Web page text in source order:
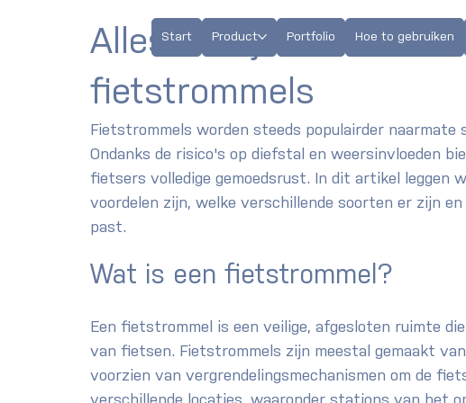
Start Product Portfolio Hoe to gebruiken
Alles wat je moet
fietstrommels
Fietstrommels worden steeds populairder naarmate
Ondanks de risico's op diefstal en weersinvloeden
fietsers volledige gemoedsrust. In dit artikel leggen
voordelen zijn, welke verschillende soorten er zijn
past.
Wat is een fietstrommel?
Een fietstrommel is een veilige, afgesloten ruimte
van fietsen. Fietstrommels zijn meestal gemaakt
voorzien van vergrendelingsmechanismen om de